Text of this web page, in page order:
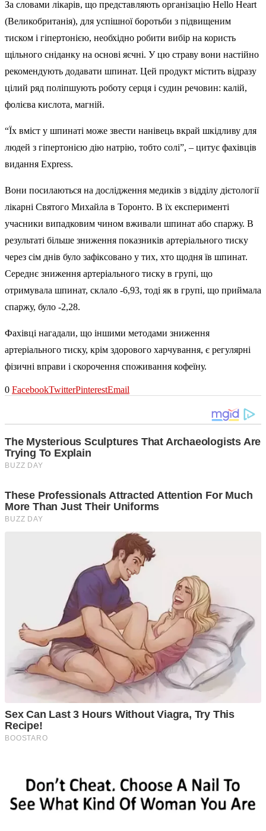
За словами лікарів, що представляють організацію Hello Heart
(Великобританія), для успішної боротьби з підвищеним
тиском і гіпертонією, необхідно робити вибір на користь
щільного сніданку на основі яєчні. У цю страву вони настійно
рекомендують додавати шпинат. Цей продукт містить відразу
цілий ряд поліпшують роботу серця і судин речовин: калій,
фолієва кислота, магній.
“Їх вміст у шпинаті може звести нанівець вкрай шкідливу для
людей з гіпертонією дію натрію, тобто солі”, – цитує фахівців
видання Express.
Вони посилаються на дослідження медиків з відділу дієтології
лікарні Святого Михайла в Торонто. В їх експерименті
учасники випадковим чином вживали шпинат або спаржу. В
результаті більше зниження показників артеріального тиску
через сім днів було зафіксовано у тих, хто щодня їв шпинат.
Середнє зниження артеріального тиску в групі, що
отримувала шпинат, склало -6,93, тоді як в групі, що приймала
спаржу, було -2,28.
Фахівці нагадали, що іншими методами зниження
артеріального тиску, крім здорового харчування, є регулярні
фізичні вправи і скорочення споживання кофеїну.
0 FacebookTwitterPinterestEmail